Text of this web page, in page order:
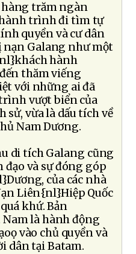
trăm ngàn
trình đi tìm tự
quyền và cư dân
nạn Galang như một
hành
thăm viếng
với những ai đã
vượt biển của
vừa là dấu tích về
Nam Dương.
di tích Galang cũng
và sự đóng góp
của các nhà
Liên{nl}Hiệp Quốc
khứ. Bản
là hành động
vào chủ quyền và
dân tại Batam.